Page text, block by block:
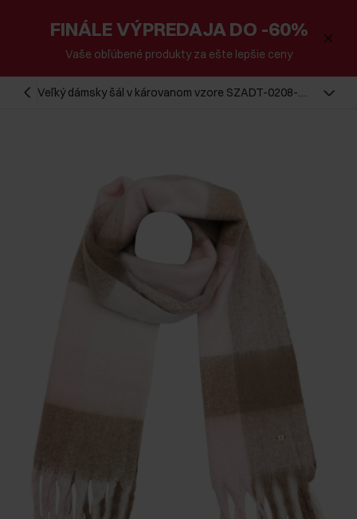
FINÁLE VÝPREDAJA DO -60%
Vaše obľúbené produkty za ešte lepšie ceny
Veľký dámsky šál v károvanom vzore SZADT-0208-